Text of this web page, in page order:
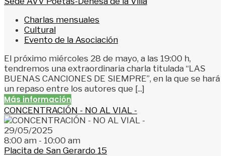
Charlas mensuales
Cultural
Evento de la Asociación
El próximo miércoles 28 de mayo, a las 19:00 h,
tendremos una extraordinaria charla titulada “LAS
BUENAS CANCIONES DE SIEMPRE”, en la que se hará
un repaso entre los autores que [...]
Más información
CONCENTRACIÓN - NO AL VIAL -
29/05/2025
8:00 am - 10:00 am
Placita de San Gerardo 15